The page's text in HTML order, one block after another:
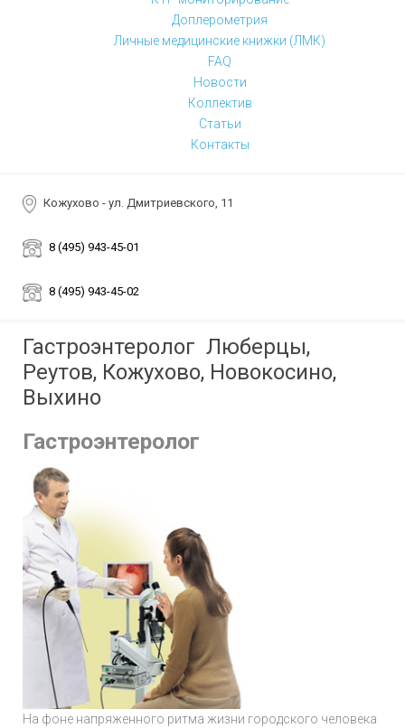
Доплерометрия
Личные медицинские книжки (ЛМК)
FAQ
Новости
Коллектив
Статьи
Контакты
Кожухово - ул. Дмитриевского, 11
8 (495) 943-45-01
8 (495) 943-45-02
Гастроэнтеролог Люберцы,
Реутов, Кожухово, Новокосино,
Выхино
Гастроэнтеролог
На фоне напряженного ритма жизни городского человека